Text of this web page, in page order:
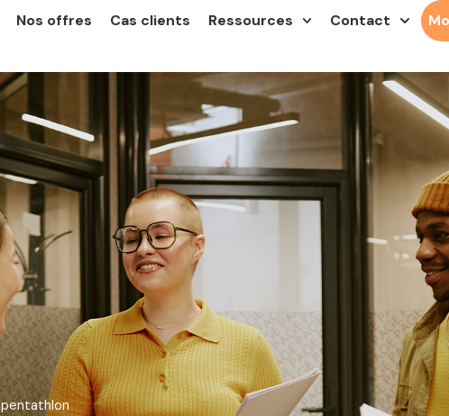
Nos offres Cas clients Ressources Contact
pentathlon